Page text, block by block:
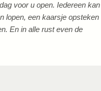
voor u open. Iedereen kan
lopen, een kaarsje opsteken
En in alle rust even de